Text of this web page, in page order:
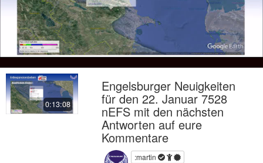
Video
0:13:08
Engelsburger Neuigkeiten
für den 22. Januar 7528
nEFS mit den nächsten
Antworten auf eure
Kommentare
:martin